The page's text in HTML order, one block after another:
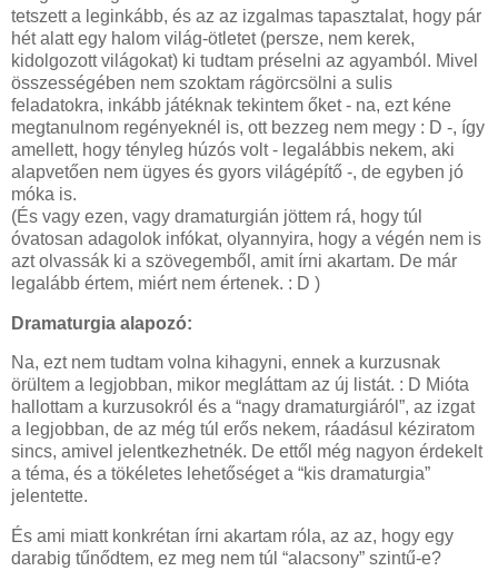
tetszett a leginkább, és az az izgalmas tapasztalat, hogy pár
hét alatt egy halom világ-ötletet (persze, nem kerek,
kidolgozott világokat) ki tudtam préselni az agyamból. Mivel
összességében nem szoktam rágörcsölni a sulis
feladatokra, inkább játéknak tekintem őket - na, ezt kéne
megtanulnom regényeknél is, ott bezzeg nem megy : D -, így
amellett, hogy tényleg húzós volt - legalábbis nekem, aki
alapvetően nem ügyes és gyors világépítő -, de egyben jó
móka is.
(És vagy ezen, vagy dramaturgián jöttem rá, hogy túl
óvatosan adagolok infókat, olyannyira, hogy a végén nem is
azt olvassák ki a szövegemből, amit írni akartam. De már
legalább értem, miért nem értenek. : D )
Dramaturgia alapozó:
Na, ezt nem tudtam volna kihagyni, ennek a kurzusnak
örültem a legjobban, mikor megláttam az új listát. : D Mióta
hallottam a kurzusokról és a “nagy dramaturgiáról”, az izgat
a legjobban, de az még túl erős nekem, ráadásul kéziratom
sincs, amivel jelentkezhetnék. De ettől még nagyon érdekelt
a téma, és a tökéletes lehetőséget a “kis dramaturgia”
jelentette.
És ami miatt konkrétan írni akartam róla, az az, hogy egy
darabig tűnődtem, ez meg nem túl “alacsony” szintű-e?